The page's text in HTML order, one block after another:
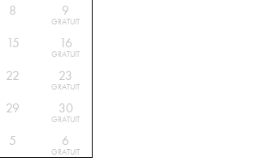
8 9
GRATUIT
15 16
GRATUIT
22 23
GRATUIT
29 30
GRATUIT
5 6
GRATUIT